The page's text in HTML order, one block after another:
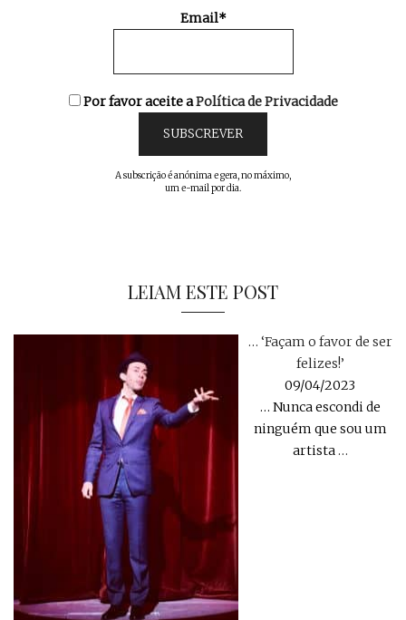
Email*
Por favor aceite aPolítica de Privacidade
A subscrição é anónima e gera, no máximo,
um e-mail por dia.
LEIAM ESTE POST
… ‘Façam o favor de ser
felizes!’
09/04/2023
… Nunca escondi de
ninguém que sou um
artista…